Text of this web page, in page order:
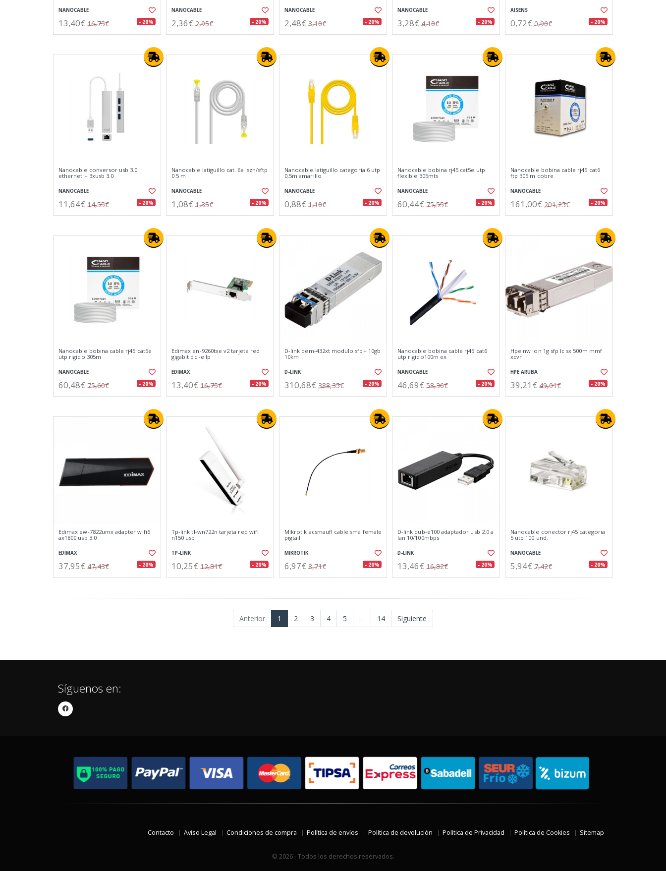
NANOCABLE
13,40€ 16,75€ - 20%
NANOCABLE
2,36€ 2,95€ - 20%
NANOCABLE
2,48€ 3,10€ - 20%
NANOCABLE
3,28€ 4,10€ - 20%
AISENS
0,72€ 0,90€ - 20%
Nanocable conversor usb 3.0
ethernet + 3xusb 3.0
NANOCABLE
11,64€ 14,55€ - 20%
Nanocable latiguillo cat. 6a lszh/sftp
0.5 m
NANOCABLE
1,08€ 1,35€ - 20%
Nanocable latiguillo categoria 6 utp
0,5m amarillo
NANOCABLE
0,88€ 1,10€ - 20%
Nanocable bobina rj45 cat5e utp
flexible 305mts
NANOCABLE
60,44€ 75,55€ - 20%
Nanocable bobina cable rj45 cat6
ftp 305 m cobre
NANOCABLE
161,00€ 201,25€ - 20%
Nanocable bobina cable rj45 cat5e
utp rigido 305m
NANOCABLE
60,48€ 75,60€ - 20%
Edimax en-9260txe v2 tarjeta red
gigabit pci-e lp
EDIMAX
13,40€ 16,75€ - 20%
D-link dem-432xt modulo sfp+ 10gb
10km
D-LINK
310,68€ 388,35€ - 20%
Nanocable bobina cable rj45 cat6
utp rigido100m ex
NANOCABLE
46,69€ 58,36€ - 20%
Hpe nw ion 1g sfp lc sx 500m mmf
xcvr
HPE ARUBA
39,21€ 49,01€ - 20%
Edimax ew-7822umx adapter wifi6
ax1800 usb 3.0
EDIMAX
37,95€ 47,43€ - 20%
Tp-link tl-wn722n tarjeta red wifi
n150 usb
TP-LINK
10,25€ 12,81€ - 20%
Mikrotik acsmaufl cable sma female
pigtail
MIKROTIK
6,97€ 8,71€ - 20%
D-link dub-e100 adaptador usb 2.0 a
lan 10/100mbps
D-LINK
13,46€ 16,82€ - 20%
Nanocable conector rj45 categoria
5 utp 100 und.
NANOCABLE
5,94€ 7,42€ - 20%
Anterior 1 2 3 4 5 … 14 Siguiente
Síguenos en:
Contacto Aviso Legal Condiciones de compra Política de envíos Política de devolución Política de Privacidad Política de Cookies Sitemap
© 2026 - Todos los derechos reservados.